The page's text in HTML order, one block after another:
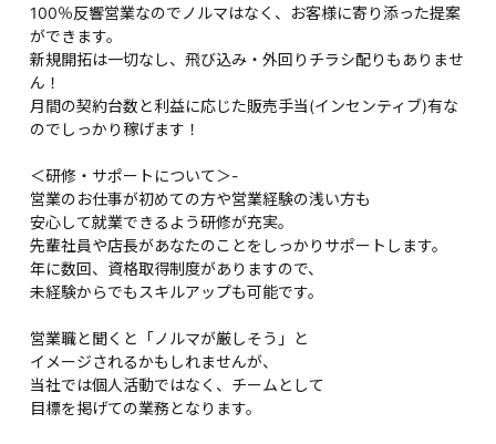
100％反響営業なのでノルマはなく、お客様に寄り添った提案
ができます。
新規開拓は一切なし、飛び込み・外回りチラシ配りもありませ
ん！
月間の契約台数と利益に応じた販売手当(インセンティブ)有な
のでしっかり稼げます！
＜研修・サポートについて＞-
営業のお仕事が初めての方や営業経験の浅い方も
安心して就業できるよう研修が充実。
先輩社員や店長があなたのことをしっかりサポートします。
年に数回、資格取得制度がありますので、
未経験からでもスキルアップも可能です。
営業職と聞くと「ノルマが厳しそう」と
イメージされるかもしれませんが、
当社では個人活動ではなく、チームとして
目標を掲げての業務となります。